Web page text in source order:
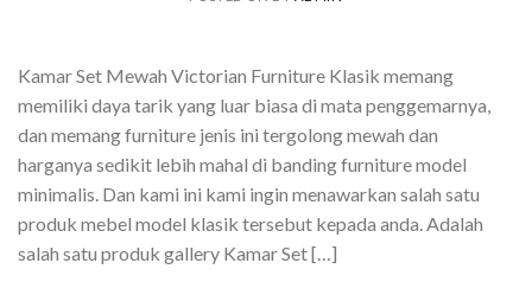
Kamar Set Mewah Victorian Furniture Klasik memang
memiliki daya tarik yang luar biasa di mata penggemarnya,
dan memang furniture jenis ini tergolong mewah dan
harganya sedikit lebih mahal di banding furniture model
minimalis. Dan kami ini kami ingin menawarkan salah satu
produk mebel model klasik tersebut kepada anda. Adalah
salah satu produk gallery Kamar Set […]